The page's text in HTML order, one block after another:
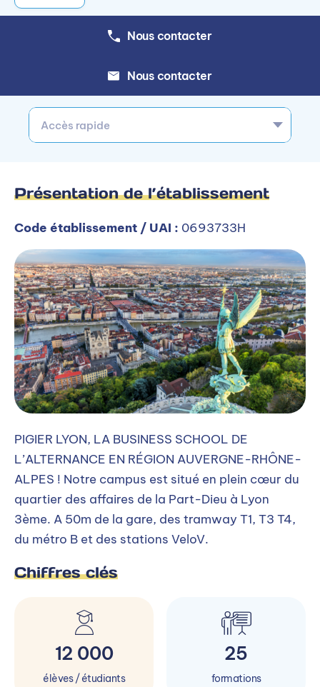
Nous contacter
Nous contacter
Accès rapide
Présentation de l’établissement
Code établissement / UAI : 0693733H
PIGIER LYON, LA BUSINESS SCHOOL DE
L’ALTERNANCE EN RÉGION AUVERGNE-RHÔNE-
ALPES ! Notre campus est situé en plein cœur du
quartier des affaires de la Part-Dieu à Lyon
3ème. A 50m de la gare, des tramway T1, T3 T4,
du métro B et des stations VeloV.
Chiffres clés
12 000
élèves / étudiants
25
formations